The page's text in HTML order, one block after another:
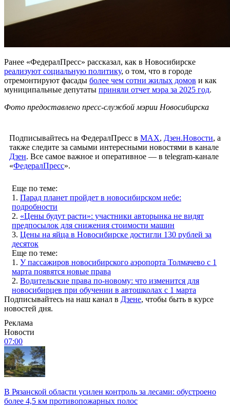
Ранее «ФедералПресс» рассказал, как в Новосибирске
реализуют социальную политику, о том, что в городе
отремонтируют фасады более чем сотни жилых домов и как
муниципальные депутаты приняли отчет мэра за 2025 год.
Фото предоставлено пресс-службой мэрии Новосибирска
Подписывайтесь на ФедералПресс в МАХ, Дзен.Новости, а
также следите за самыми интересными новостями в канале
Дзен. Все самое важное и оперативное — в telegram-канале
«ФедералПресс».
Еще по теме:
1. Парад планет пройдет в новосибирском небе:
подробности
2. «Цены будут расти»: участники авторынка не видят
предпосылок для снижения стоимости машин
3. Цены на яйца в Новосибирске достигли 130 рублей за
десяток
Еще по теме:
1. У пассажиров новосибирского аэропорта Толмачево с 1
марта появятся новые права
2. Водительские права по-новому: что изменится для
новосибирцев при обучении в автошколах с 1 марта
Подписывайтесь на наш канал в Дзене, чтобы быть в курсе
новостей дня.
Реклама
Новости
07:00
В Рязанской области усилен контроль за лесами: обустроено
более 4,5 км противопожарных полос